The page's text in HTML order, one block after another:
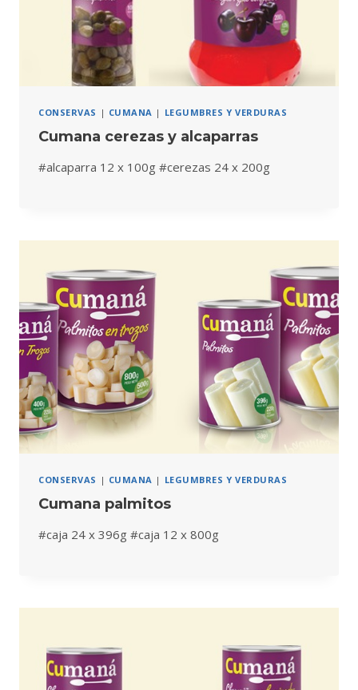
CONSERVAS | CUMANA | LEGUMBRES Y VERDURAS
Cumana cerezas y alcaparras
#alcaparra 12 x 100g #cerezas 24 x 200g
CONSERVAS | CUMANA | LEGUMBRES Y VERDURAS
Cumana palmitos
#caja 24 x 396g #caja 12 x 800g